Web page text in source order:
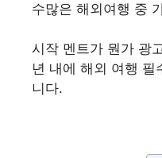
수많은 해외여행 중
시작 멘트가 뭔가 광
년 내에 해외 여행 필
니다.